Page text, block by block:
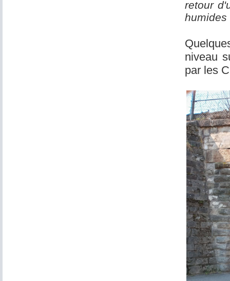
retour
humides
niveau
par les